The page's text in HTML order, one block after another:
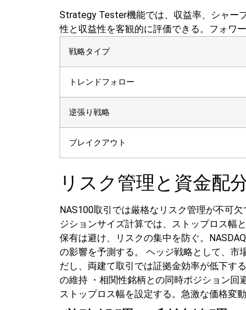
Strategy Tester機能では、収益率、シャー
性と収益性を客観的に評価できる。フォワ
戦略タイプ
トレンドフォロー
逆張り戦略
ブレイクアウト
リスク管理と資金配
NAS100取引では厳格なリスク管理が不可
ジションサイズ計算では、ストップロス幅
保有は避け、リスクの集中を防ぐ。
の影響を予測する。
ヘッジ戦略として、市
だし、両建て取引では証拠金効率が低下す
の維持 ・相関性銘柄との同時ポジション回
ストップロス幅を設定する。急激な価格変